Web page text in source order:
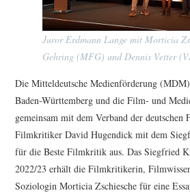
Juror Erdmann Lange mit Morticia
Gehring (MFG) und Dennis Vetter
Die Mitteldeutsche Medienförderung
Baden-Württemberg und die Film- und
gemeinsam mit dem Verband der
Filmkritiker David Hugendick mit dem
für die Beste Filmkritik aus. Das Siegfried
2022/23 erhält die Filmkritikerin,
Soziologin Morticia Zschiesche für eine